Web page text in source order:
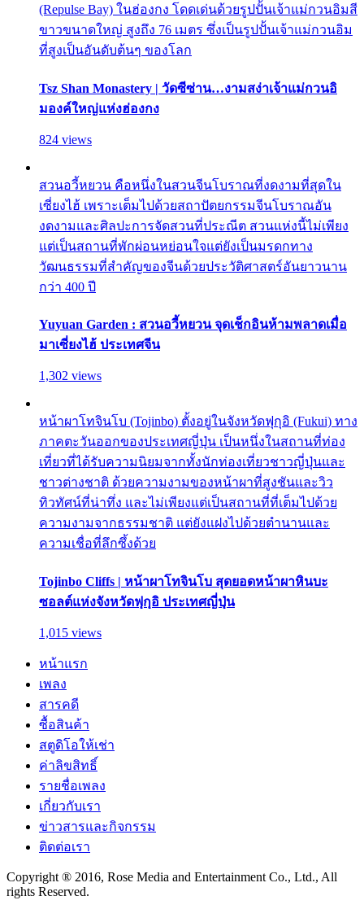
(Repulse Bay) ในฮ่องกง โดดเด่นด้วยรูปปั้นเจ้าแม่กวนอิมสี
ขาวขนาดใหญ่ สูงถึง 76 เมตร ซึ่งเป็นรูปปั้นเจ้าแม่กวนอิม
ที่สูงเป็นอันดับต้นๆ ของโลก
Tsz Shan Monastery | วัดซีซ่าน…งามสง่าเจ้าแม่กวนอิ
มองค์ใหญ่แห่งฮ่องกง
824 views
สวนอวี้หยวน คือหนึ่งในสวนจีนโบราณที่งดงามที่สุดใน
เซี่ยงไฮ้ เพราะเต็มไปด้วยสถาปัตยกรรมจีนโบราณอัน
งดงามและศิลปะการจัดสวนที่ประณีต สวนแห่งนี้ไม่เพียง
แต่เป็นสถานที่พักผ่อนหย่อนใจแต่ยังเป็นมรดกทาง
วัฒนธรรมที่สำคัญของจีนด้วยประวัติศาสตร์อันยาวนาน
กว่า 400 ปี
Yuyuan Garden : สวนอวี้หยวน จุดเช็กอินห้ามพลาดเมื่อ
มาเซี่ยงไฮ้ ประเทศจีน
1,302 views
หน้าผาโทจินโบ (Tojinbo) ตั้งอยู่ในจังหวัดฟุกุอิ (Fukui) ทาง
ภาคตะวันออกของประเทศญี่ปุ่น เป็นหนึ่งในสถานที่ท่อง
เที่ยวที่ได้รับความนิยมจากทั้งนักท่องเที่ยวชาวญี่ปุ่นและ
ชาวต่างชาติ ด้วยความงามของหน้าผาที่สูงชันและวิว
ทิวทัศน์ที่น่าทึ่ง และไม่เพียงแต่เป็นสถานที่ที่เต็มไปด้วย
ความงามจากธรรมชาติ แต่ยังแฝงไปด้วยตำนานและ
ความเชื่อที่ลึกซึ้งด้วย
Tojinbo Cliffs | หน้าผาโทจินโบ สุดยอดหน้าผาหินบะ
ซอลต์แห่งจังหวัดฟุกุอิ ประเทศญี่ปุ่น
1,015 views
หน้าแรก
เพลง
สารคดี
ซื้อสินค้า
สตูดิโอให้เช่า
ค่าลิขสิทธิ์
รายชื่อเพลง
เกี่ยวกับเรา
ข่าวสารและกิจกรรม
ติดต่อเรา
Copyright ® 2016, Rose Media and Entertainment Co., Ltd., All
rights Reserved.